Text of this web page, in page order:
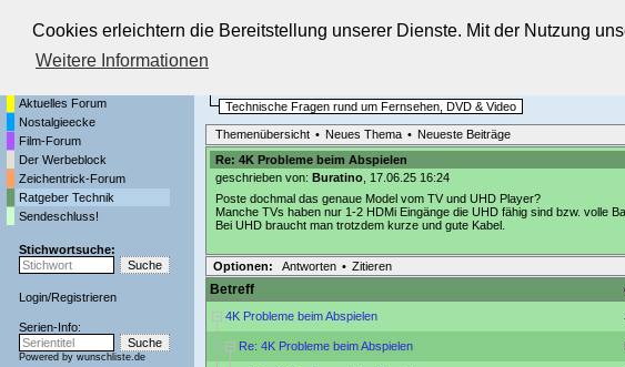
Cookies erleichtern die Bereitstellung unserer Dienste. Mit der Nutzung
Weitere Informationen
Die Fernseh-Diskussionsforen von
Aktuelles Forum
Nostalgieecke
Film-Forum
Der Werbeblock
Zeichentrick-Forum
Ratgeber Technik
Sendeschluss!
Stichwortsuche:
Login/Registrieren
Serien-Info:
Powered by wunschliste.de
Technische Fragen rund um Fernsehen, DVD & Video
Themenübersicht • Neues Thema • Neueste Beiträge
Re: 4K Probleme beim Abspielen
geschrieben von: Buratino, 17.06.25 16:24
Poste dochmal das genaue Model vom TV und UHD Player?
Manche TVs haben nur 1-2 HDMi Eingänge die UHD fähig sind bzw. volle
Bei UHD braucht man trotzdem kurze und gute Kabel.
Optionen: Antworten • Zitieren
Betreff
4K Probleme beim Abspielen
Re: 4K Probleme beim Abspielen